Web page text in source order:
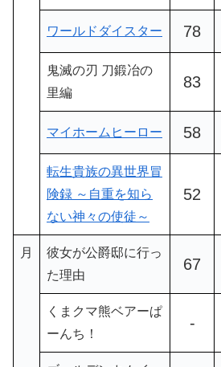
ワールドダイスター 78
鬼滅の刃 刀鍛冶の
里編
83
マイホームヒーロー 58
転生貴族の異世界冒
険録 ～自重を知ら
ない神々の使徒～
52
月
彼女が公爵邸に行っ
た理由
67
くまクマ熊ベアーぱ
ーんち！
-